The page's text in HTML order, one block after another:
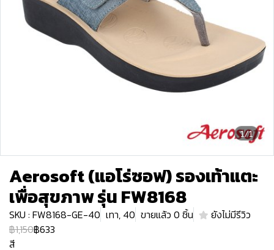
1/1
Aerosoft (แอโร่ซอฟ) รองเท้าแตะ
เพื่อสุขภาพ รุ่น FW8168
SKU : FW8168-GE-40 เทา, 40 ขายแล้ว 0 ชิ้น
ยังไม่มีรีวิว
฿1,150฿633
สี